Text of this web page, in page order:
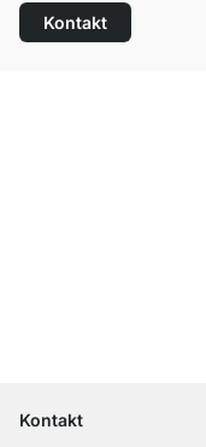
Kontakt
Kontakt